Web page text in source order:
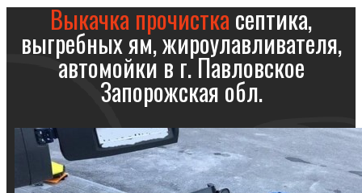
Выкачка прочисткасептика,
выгребных ям, жироулавливателя,
автомойки в г. Павловское
Запорожская обл.